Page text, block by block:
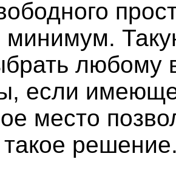
минимум.
любому
если
место
такое